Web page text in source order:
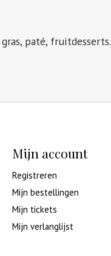
paté, fruitdesserts.
Mijn account
Registreren
Mijn bestellingen
Mijn tickets
Mijn verlanglijst